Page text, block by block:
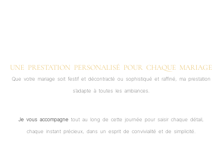
UNE PRESTATION PERSONALISÉ POUR CHAQUE MARIAGE
Que votre mariage soit festif et décontracté ou sophistiqué et raffiné, ma prestation
s’adapte à toutes les ambiances.
Je vous accompagne tout au long de cette journée pour saisir chaque détail,
chaque instant précieux, dans un esprit de convivialité et de simplicité.